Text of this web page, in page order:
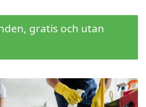
gratis och utan